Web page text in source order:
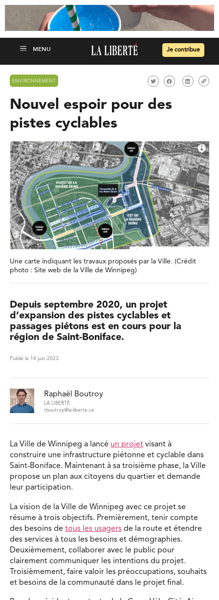
Je contribue
ENVIRONNEMENT
Nouvel espoir pour des
pistes cyclables
Une carte indiquant les travaux proposés par la Ville. (Crédit
photo : Site web de la Ville de Winnipeg)
Depuis septembre 2020, un projet
d’expansion des pistes cyclables et
passages piétons est en cours pour la
région de Saint-Boniface.
Publié le 14 juin 2023
Raphaël Boutroy
LA LIBERTÉ
rboutroy@la-liberte.ca
La Ville de Winnipeg a lancé un projet visant à
construire une infrastructure piétonne et cyclable dans
Saint-Boniface. Maintenant à sa troisième phase, la Ville
propose un plan aux citoyens du quartier et demande
leur participation.
La vision de la Ville de Winnipeg avec ce projet se
résume à trois objectifs. Premièrement, tenir compte
des besoins de tous les usagers de la route et étendre
des services à tous les besoins et démographies.
Deuxièmement, collaborer avec le public pour
clairement communiquer les intentions du projet.
Troisièmement, faire valoir les préoccupations, souhaits
et besoins de la communauté dans le projet final.